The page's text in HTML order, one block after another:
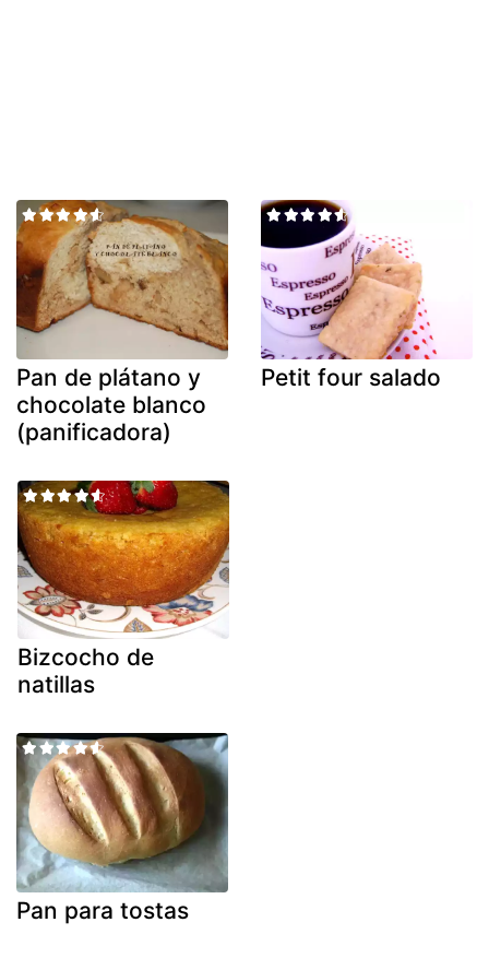
Pan de plátano y
chocolate blanco
(panificadora)
Petit four salado
Bizcocho de
natillas
Pan para tostas